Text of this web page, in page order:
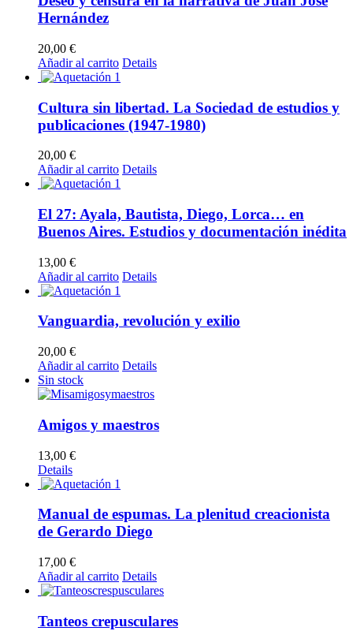
Hernández
20,00 €
Añadir al carrito Details
Cultura sin libertad. La Sociedad de estudios y
publicaciones (1947-1980)
20,00 €
Añadir al carrito Details
El 27: Ayala, Bautista, Diego, Lorca… en
Buenos Aires. Estudios y documentación inédita
13,00 €
Añadir al carrito Details
Vanguardia, revolución y exilio
20,00 €
Añadir al carrito Details
Sin stock
Amigos y maestros
13,00 €
Details
Manual de espumas. La plenitud creacionista
de Gerardo Diego
17,00 €
Añadir al carrito Details
Tanteos crepusculares